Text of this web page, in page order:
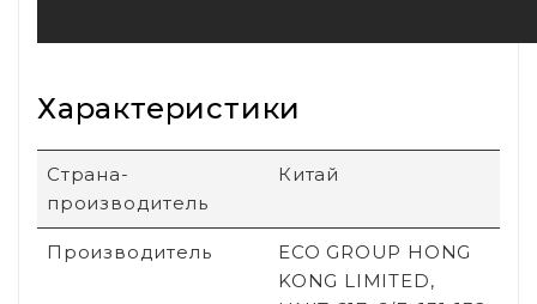
Характеристики
Страна-
производитель
Китай
Производитель
ECO GROUP HONG
KONG LIMITED,